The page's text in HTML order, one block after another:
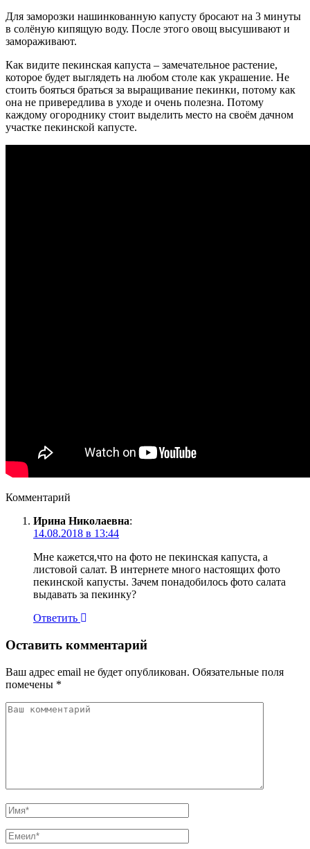
Для заморозки нашинкованную капусту бросают на 3 минуты
в солёную кипящую воду. После этого овощ высушивают и
замораживают.
Как видите пекинская капуста – замечательное растение,
которое будет выглядеть на любом столе как украшение. Не
стоить бояться браться за выращивание пекинки, потому как
она не привередлива в уходе и очень полезна. Потому
каждому огороднику стоит выделить место на своём дачном
участке пекинской капусте.
Комментарий
Ирина Николаевна:
14.08.2018 в 13:44
Мне кажется,что на фото не пекинская капуста, а
листовой салат. В интернете много настоящих фото
пекинской капусты. Зачем понадобилось фото салата
выдавать за пекинку?
Ответить
Оставить комментарий
Ваш адрес email не будет опубликован. Обязательные поля
помечены *